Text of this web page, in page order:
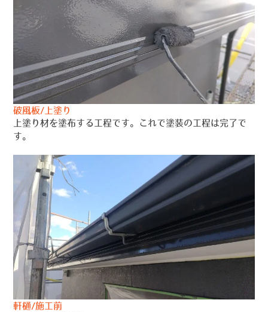
破風板/上塗り
上塗り材を塗布する工程です。これで塗装の工程は完了で
す。
軒樋/施工前